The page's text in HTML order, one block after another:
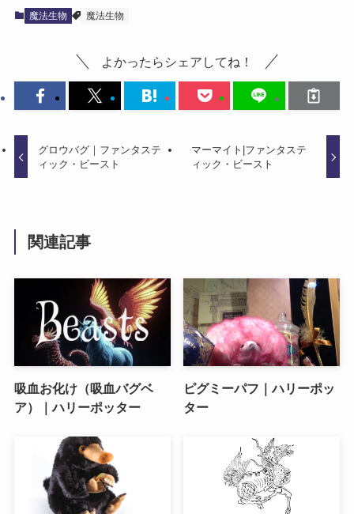
魔法生物 魔法生物
よかったらシェアしてね！
グロウバグ｜ファンタステ
ィック・ビースト
マーマイト|ファンタステ
ィック・ビースト
関連記事
吸血お化け（吸血バグベ
ア）｜ハリーポッター
ピグミーパフ｜ハリーポッ
ター